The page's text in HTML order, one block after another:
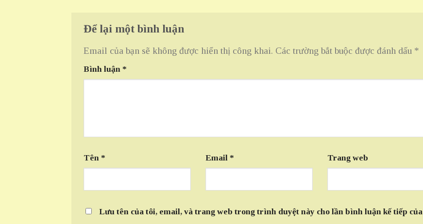
Để lại một bình luận
Email của bạn sẽ không được hiển thị công khai. Các trường bắt buộc được đánh dấu *
Bình luận *
Tên * Email * Trang web
Lưu tên của tôi, email, và trang web trong trình duyệt này cho lần bình luận kế tiếp của